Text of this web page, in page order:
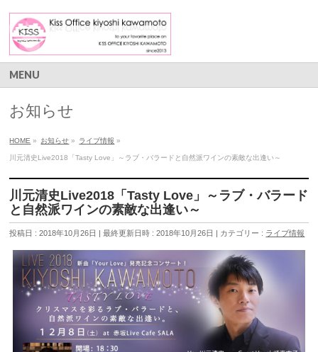
MENU
お知らせ
HOME » お知らせ » ライブ情報 »
川元清史Live2018「Tasty Love」～ラブ・バラードと自然派ワインの素敵な出逢い～
川元清史Live2018「Tasty Love」～ラブ・バラード
と自然派ワインの素敵な出逢い～
投稿日 : 2018年10月26日 最終更新日時 : 2018年10月26日 カテゴリー : ライブ情報